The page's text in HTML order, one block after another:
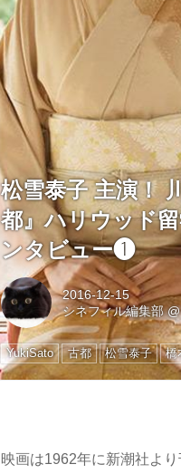
松雪泰子 主演！
都』ハリウッド
ンタビュー❶
2016-12-15
シネフィル編集部
YukiSato 古都 松雪泰子 橋
映画は1962年に新潮社よ